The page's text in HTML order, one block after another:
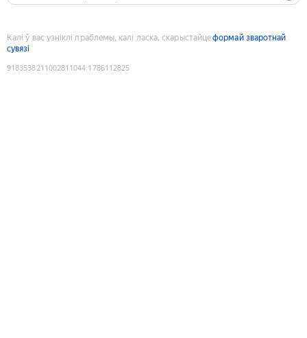
Калі ў вас узніклі праблемы, калі ласка, скарыстайцеформай зваротнай
сувязі
9183538211002811044:1786112825